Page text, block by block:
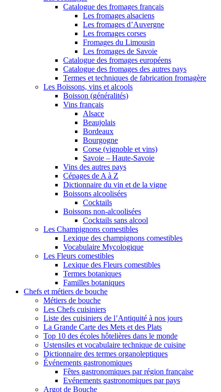
Catalogue des fromages français
Les fromages alsaciens
Les fromages d’Auvergne
Les fromages corses
Fromages du Limousin
Les fromages de Savoie
Catalogue des fromages européens
Catalogue des fromages des autres pays
Termes et techniques de fabrication fromagère
Les Boissons, vins et alcools
Boisson (généralités)
Vins français
Alsace
Beaujolais
Bordeaux
Bourgogne
Corse (vignoble et vins)
Savoie – Haute-Savoie
Vins des autres pays
Cépages de A à Z
Dictionnaire du vin et de la vigne
Boissons alcoolisées
Cocktails
Boissons non-alcoolisées
Cocktails sans alcool
Les Champignons comestibles
Lexique des champignons comestibles
Vocabulaire Mycologique
Les Fleurs comestibles
Lexique des Fleurs comestibles
Termes botaniques
Familles botaniques
Chefs et métiers de bouche
Métiers de bouche
Les Chefs cuisiniers
Liste des cuisiniers de l’Antiquité à nos jours
La Grande Carte des Mets et des Plats
Top 10 des écoles hôtelières dans le monde
Ustensiles et vocabulaire technique de cuisine
Dictionnaire des termes organoleptiques
Événements gastronomiques
Fêtes gastronomiques par région française
Evénements gastronomiques par pays
Argot de Bouche